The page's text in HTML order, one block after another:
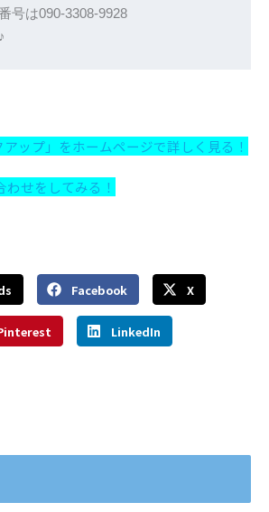
号は090-3308-9928
アップ」をホームページで詳しく見る！
せをしてみる！
Facebook X
LinkedIn